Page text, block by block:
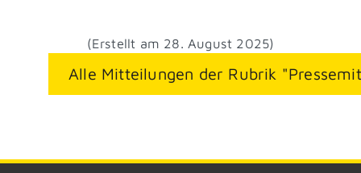
(Erstellt am 28. August 2025)
Alle Mitteilungen der Rubrik